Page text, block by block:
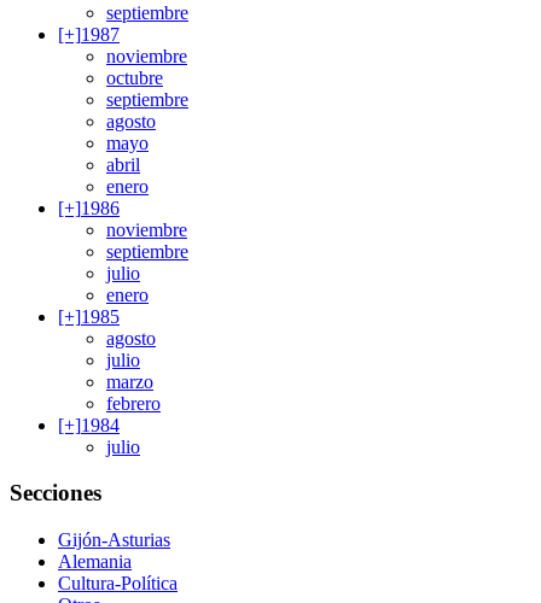
septiembre
[+]1987
noviembre
octubre
septiembre
agosto
mayo
abril
enero
[+]1986
noviembre
septiembre
julio
enero
[+]1985
agosto
julio
marzo
febrero
[+]1984
julio
Secciones
Gijón-Asturias
Alemania
Cultura-Política